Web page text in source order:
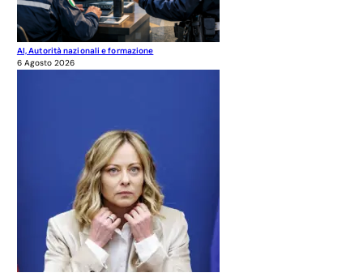
AI, Autorità nazionali e formazione
6 Agosto 2026